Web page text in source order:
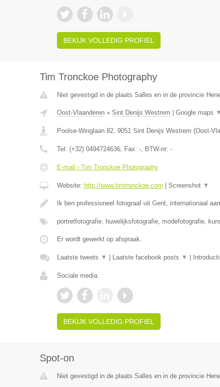
BEKIJK VOLLEDIG PROFIEL
Tim Tronckoe Photography
Niet gevestigd in de plaats Salles en in de provincie
Oost-Vlaanderen» Sint Denijs Westrem Google maps ▼
Poolse-Winglaan 82, 9051 Sint Denijs Westrem (Oost-
Tel: (+32) 0494724636, Fax: -, BTW-nr: -
E-mail › Tim Tronckoe Photography
Website: http://www.timtronckoe.com Screenshot ▼
Ik ben professioneel fotograaf uit Gent, internationaal
portretfotografie, huwelijksfotografie, modefotografie,
Er wordt gewerkt op afspraak.
Laatste tweets ▼ Laatste facebook posts ▼
Sociale media:
BEKIJK VOLLEDIG PROFIEL
Spot-on
Niet gevestigd in de plaats Salles en in de provincie